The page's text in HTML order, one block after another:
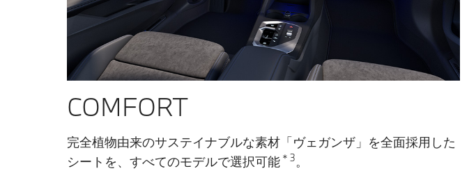
COMFORT
完全植物由来のサステイナブルな素材「ヴェガンザ」を全面採用した
シートを、すべてのモデルで選択可能 ＊3。